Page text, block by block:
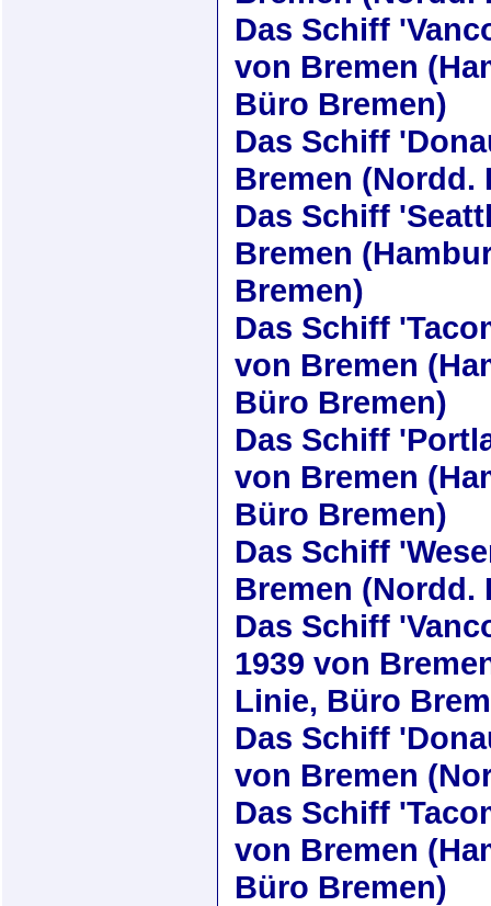
Das Schiff
von Bremen
Büro Bremen)
Das Schiff
Bremen (Nordd.
Das Schiff
Bremen
Bremen)
Das Schiff
von Bremen
Büro Bremen)
Das Schiff
von Bremen
Büro Bremen)
Das Schiff
Bremen (Nordd.
Das Schiff
1939 von
Linie, Büro
Das Schiff
von Bremen
Das Schiff
von Bremen
Büro Bremen)